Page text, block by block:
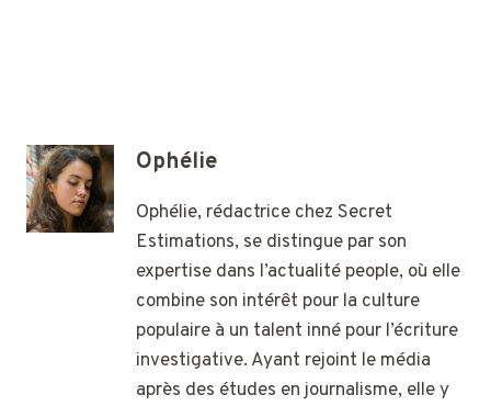
Ophélie
Ophélie, rédactrice chez Secret
Estimations, se distingue par son
expertise dans l’actualité people, où elle
combine son intérêt pour la culture
populaire à un talent inné pour l’écriture
investigative. Ayant rejoint le média
après des études en journalisme, elle y